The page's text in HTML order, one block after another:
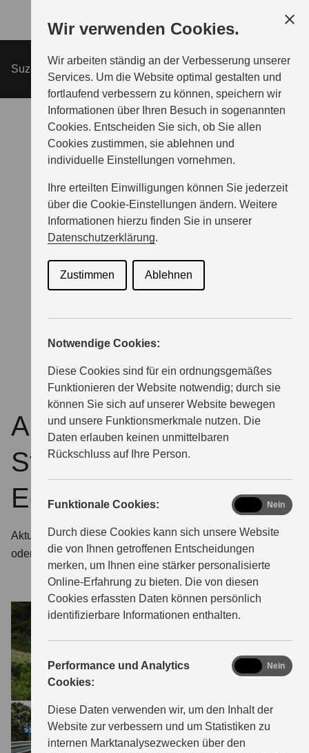
Wir verwenden Cookies.
Wir arbeiten ständig an der Verbesserung unserer
Services. Um die Website optimal gestalten und
fortlaufend verbessern zu können, speichern wir
Informationen über Ihren Besuch in sogenannten
Cookies. Entscheiden Sie sich, ob Sie allen
Cookies zustimmen, sie ablehnen und
individuelle Einstellungen vornehmen.
Ihre erteilten Einwilligungen können Sie jederzeit
über die Cookie-Einstellungen ändern. Weitere
Informationen hierzu finden Sie in unserer
Datenschutzerklärung.
Zustimmen Ablehnen
Notwendige Cookies:
Diese Cookies sind für ein ordnungsgemäßes
Funktionieren der Website notwendig; durch sie
können Sie sich auf unserer Website bewegen
und unsere Funktionsmerkmale nutzen. Die
Daten erlauben keinen unmittelbaren
Rückschluss auf Ihre Person.
Funktionale Cookies:
Durch diese Cookies kann sich unsere Website
die von Ihnen getroffenen Entscheidungen
merken, um Ihnen eine stärker personalisierte
Online-Erfahrung zu bieten. Die von diesen
Cookies erfassten Daten können persönlich
identifizierbare Informationen enthalten.
functional
Nein
Performance und Analytics
Cookies:
Diese Daten verwenden wir, um den Inhalt der
Website zur verbessern und um Statistiken zu
internen Marktanalysezwecken über den
analyticsNein
Hauptinhalt
MODELLE
PROBEFAHRT
BERATUNG & KAUF
INFORMATIONEN
SERVICE & ZUBEHÖR
MAGAZIN
Suzuki V-Strom 800DE Travel Edition ANGEBOTE
Angebote für die V-
Strom 800DE Travel
Edition
Aktuelle Aktionen und Finanzierungen, die dir das Auf-
oder Umsteigen extraleicht machen. Jetzt entdecken!